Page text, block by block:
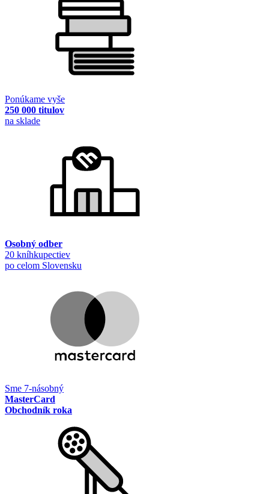
Ponúkame vyše
250 000 titulov
na sklade
Osobný odber
20 kníhkupectiev
po celom Slovensku
Sme 7-násobný
MasterCard
Obchodník roka